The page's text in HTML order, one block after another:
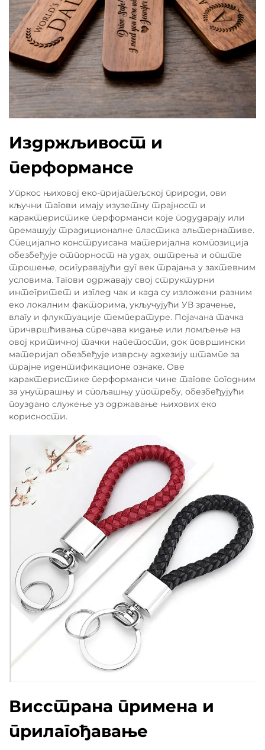
Издржљивост и
перформансе
Упркос њиховој еко-пријатељској природи, ови
кључни тагови имају изузетну трајност и
карактеристике перформанси које подударају или
премашују традиционалне пластика альтернативе.
Специјално конструисана материјална композиција
обезбеђује отпорност на удах, оштрења и опште
трошење, осигуравајући дуг век трајања у захтевним
условима. Тагови одржавају свој структурни
интегритет и изглед чак и када су изложени разним
еко локалним факторима, укључујући УВ зрачење,
влагу и флуктуације температуре. Појачана тачка
причвршћивања спречава кидање или ломљење на
овој критичној тачки напетости, док површински
материјал обезбеђује изврсну адхезију штампе за
трајне идентификационе ознаке. Ове
карактеристике перформанси чине тагове погодним
за унутрашњу и спољашњу употребу, обезбеђујући
поуздано служење уз одржавање њихових еко
корисности.
Висстрана примена и
прилагођавање